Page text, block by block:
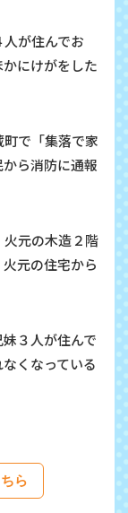
が住んでお
にけがをした
で「集落で家
ら消防に通報
元の木造２階
元の住宅から
３人が住んで
くなっている
ら